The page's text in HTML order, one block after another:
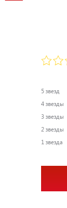
5 звезд
4 звезды
3 звезды
2 звезды
1 звезда